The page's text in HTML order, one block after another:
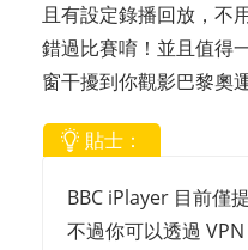
且有設定錄播回放，不
錯過比賽唷！並且值得
窗干擾到你觀影巴黎奧
貼士：
BBC iPlayer 目前僅
不過你可以透過